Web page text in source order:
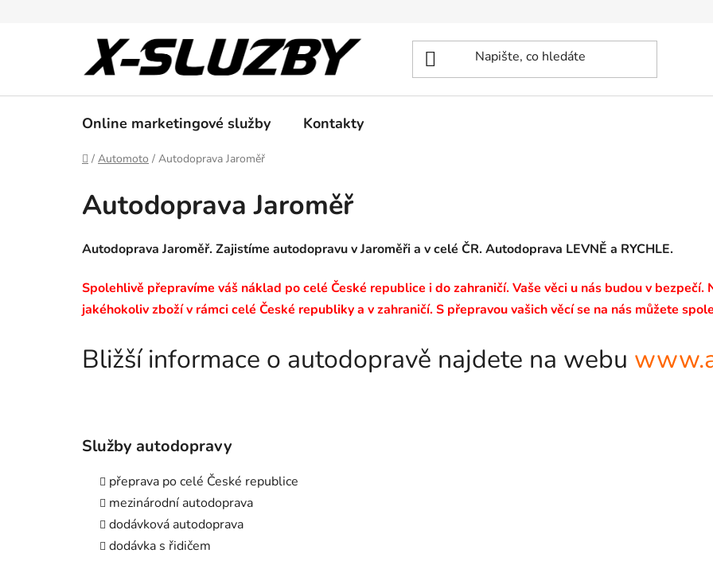
Online marketingové služby Kontakty
Domů
/ Automoto / Autodoprava Jaroměř
Autodoprava Jaroměř
Autodoprava Jaroměř. Zajistíme autodopravu v Jaroměři a v celé ČR. Autodoprava LEVNĚ a RYCHLE.
Spolehlivě přepravíme váš náklad po celé České republice i do zahraničí. Vaše věci u nás budou v
jakéhokoliv zboží v rámci celé České republiky a v zahraničí. S přepravou vašich věcí se na nás můžete
Bližší informace o autodopravě najdete na webu
Služby autodopravy
přeprava po celé České republice
mezinárodní autodoprava
dodávková autodoprava
dodávka s řidičem